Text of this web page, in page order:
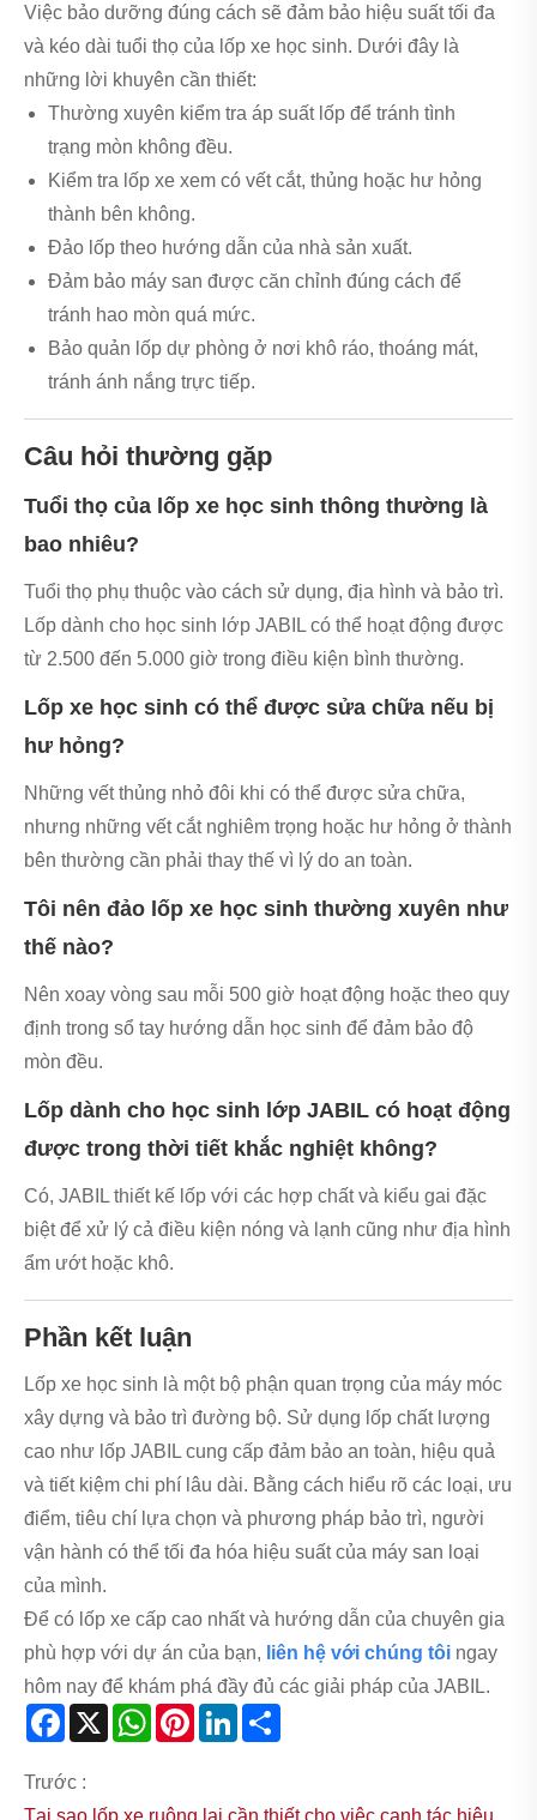
Việc bảo dưỡng đúng cách sẽ đảm bảo hiệu suất tối đa
và kéo dài tuổi thọ của lốp xe học sinh. Dưới đây là
những lời khuyên cần thiết:
Thường xuyên kiểm tra áp suất lốp để tránh tình
trạng mòn không đều.
Kiểm tra lốp xe xem có vết cắt, thủng hoặc hư hỏng
thành bên không.
Đảo lốp theo hướng dẫn của nhà sản xuất.
Đảm bảo máy san được căn chỉnh đúng cách để
tránh hao mòn quá mức.
Bảo quản lốp dự phòng ở nơi khô ráo, thoáng mát,
tránh ánh nắng trực tiếp.
Câu hỏi thường gặp
Tuổi thọ của lốp xe học sinh thông thường là
bao nhiêu?
Tuổi thọ phụ thuộc vào cách sử dụng, địa hình và bảo trì.
Lốp dành cho học sinh lớp JABIL có thể hoạt động được
từ 2.500 đến 5.000 giờ trong điều kiện bình thường.
Lốp xe học sinh có thể được sửa chữa nếu bị
hư hỏng?
Những vết thủng nhỏ đôi khi có thể được sửa chữa,
nhưng những vết cắt nghiêm trọng hoặc hư hỏng ở thành
bên thường cần phải thay thế vì lý do an toàn.
Tôi nên đảo lốp xe học sinh thường xuyên như
thế nào?
Nên xoay vòng sau mỗi 500 giờ hoạt động hoặc theo quy
định trong sổ tay hướng dẫn học sinh để đảm bảo độ
mòn đều.
Lốp dành cho học sinh lớp JABIL có hoạt động
được trong thời tiết khắc nghiệt không?
Có, JABIL thiết kế lốp với các hợp chất và kiểu gai đặc
biệt để xử lý cả điều kiện nóng và lạnh cũng như địa hình
ẩm ướt hoặc khô.
Phần kết luận
Lốp xe học sinh là một bộ phận quan trọng của máy móc
xây dựng và bảo trì đường bộ. Sử dụng lốp chất lượng
cao như lốp JABIL cung cấp đảm bảo an toàn, hiệu quả
và tiết kiệm chi phí lâu dài. Bằng cách hiểu rõ các loại, ưu
điểm, tiêu chí lựa chọn và phương pháp bảo trì, người
vận hành có thể tối đa hóa hiệu suất của máy san loại
của mình.
Để có lốp xe cấp cao nhất và hướng dẫn của chuyên gia
phù hợp với dự án của bạn, liên hệ với chúng tôi ngay
hôm nay để khám phá đầy đủ các giải pháp của JABIL.
Facebook
X WhatsAppPinterestLinkedIn
Trước :